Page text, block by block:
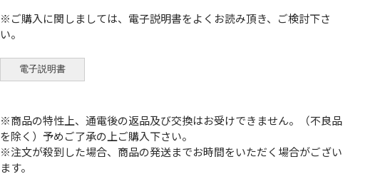
※ご購入に関しましては、電子説明書をよくお読み頂き、ご検討下さ
い。
※商品の特性上、通電後の返品及び交換はお受けできません。（不良品
を除く）予めご了承の上ご購入下さい。
※注文が殺到した場合、商品の発送までお時間をいただく場合がござい
ます。